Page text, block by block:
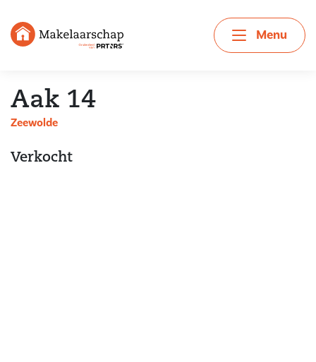
Menu
Aak 14
Zeewolde
Verkocht